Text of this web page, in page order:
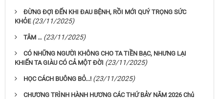
ĐỪNG ĐỢI ĐẾN KHI ĐAU BỆNH, RỒI MỚI QUÝ TRỌNG SỨC
KHỎE (23/11/2025)
TÂM … (23/11/2025)
CÓ NHỮNG NGƯỜI KHÔNG CHO TA TIỀN BẠC, NHƯNG LẠI
KHIẾN TA GIÀU CÓ CẢ MỘT ĐỜI (23/11/2025)
HỌC CÁCH BUÔNG BỎ...! (23/11/2025)
CHƯƠNG TRÌNH HÀNH HƯƠNG CÁC THỨ BẢY NĂM 2026 Chủ